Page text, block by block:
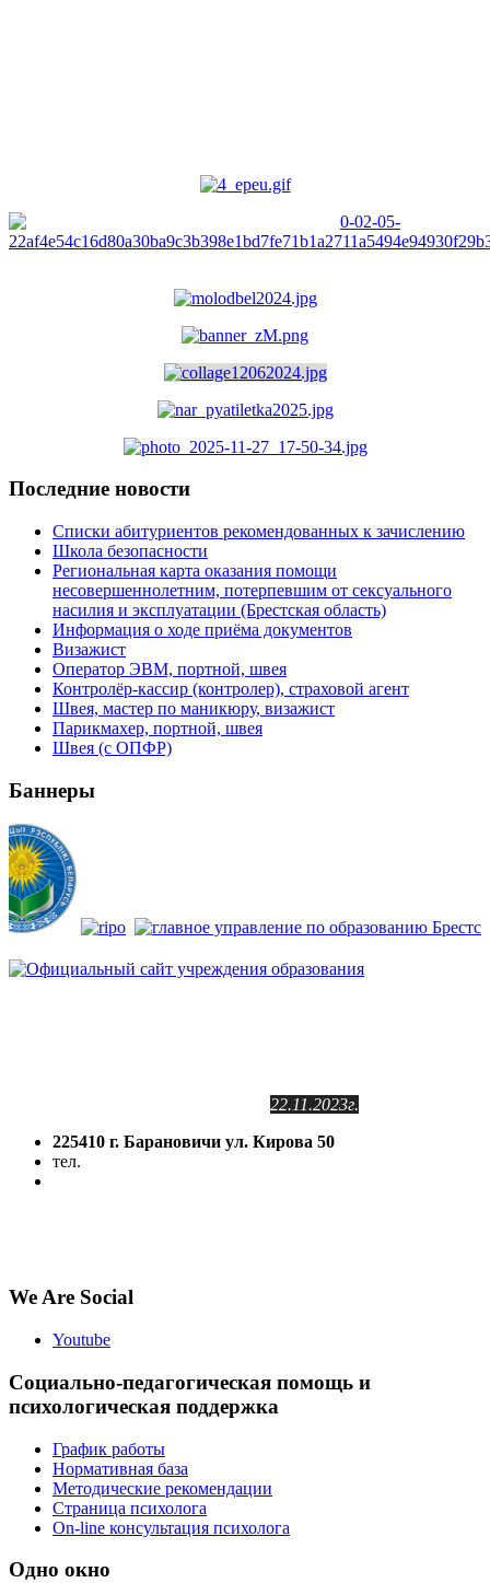
Последние новости
Списки абитуриентов рекомендованных к зачислению
Школа безопасности
Региональная карта оказания помощи
несовершеннолетним, потерпевшим от сексуального
насилия и эксплуатации (Брестская область)
Информация о ходе приёма документов
Визажист
Оператор ЭВМ, портной, швея
Контролёр-кассир (контролер), страховой агент
Швея, мастер по маникюру, визажист
Парикмахер, портной, швея
Швея (с ОПФР)
Баннеры
22.11.2023г.
225410 г. Барановичи ул. Кирова 50
тел.
We Are Social
Youtube
Социально-педагогическая помощь и
психологическая поддержка
График работы
Нормативная база
Методические рекомендации
Страница психолога
On-line консультация психолога
Одно окно